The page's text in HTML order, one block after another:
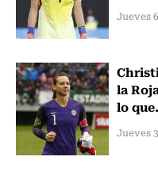
Jueves
la
lo
Jueves